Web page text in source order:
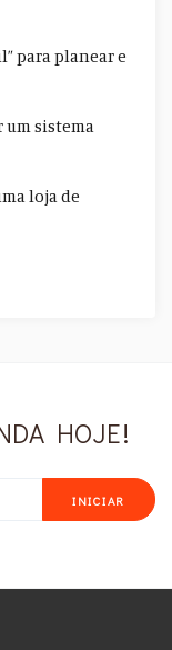
para planear e
um sistema
loja de
HOJE!
INICIAR